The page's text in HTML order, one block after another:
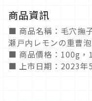
商品資訊
■ 商品名稱：毛穴撫
瀬戸内レモンの重曹
■ 商品價格：100g，
■ 上市日期：2023年